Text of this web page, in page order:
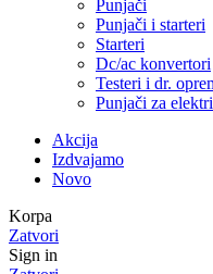
Punjači
Punjači i starteri
Starteri
Dc/ac konvertori
Testeri i dr.
Punjači za
Akcija
Izdvajamo
Novo
Korpa
Zatvori
Sign in